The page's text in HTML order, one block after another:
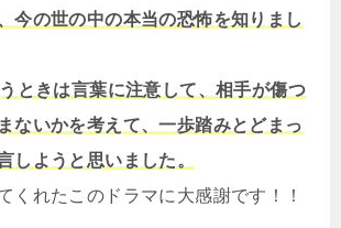
今の世の中の本当の恐怖を知りまし
ときは言葉に注意して、相手が傷つ
ないかを考えて、一歩踏みとどまっ
しようと思いました。
くれたこのドラマに大感謝です！！